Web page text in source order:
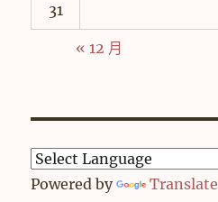
31
« 12 月
Powered by Translate